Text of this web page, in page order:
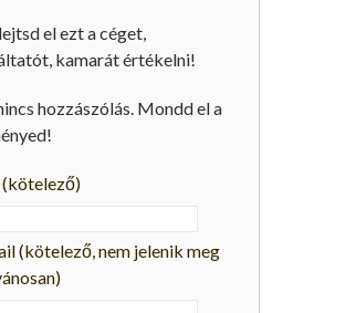
el ezt a céget,
kamarát értékelni!
hozzászólás. Mondd el a
(kötelező)
(kötelező, nem jelenik meg